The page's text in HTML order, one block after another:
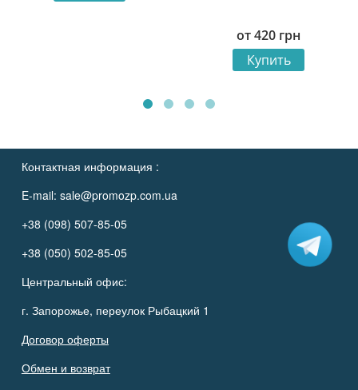
от420 грн
Купить
Контактная информация :
E-mail: sale@promozp.com.ua
+38 (098) 507-85-05
+38 (050) 502-85-05
Центральный офис:
г. Запорожье, переулок Рыбацкий 1
Договор оферты
Обмен и возврат